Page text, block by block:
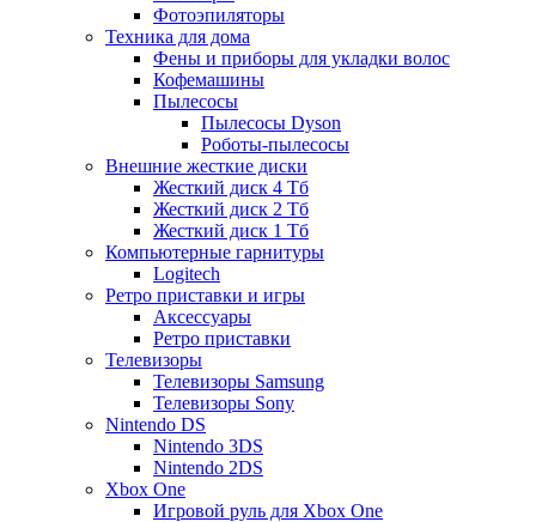
Фотоэпиляторы
Техника для дома
Фены и приборы для укладки волос
Кофемашины
Пылесосы
Пылесосы Dyson
Роботы-пылесосы
Внешние жесткие диски
Жесткий диск 4 Тб
Жесткий диск 2 Тб
Жесткий диск 1 Тб
Компьютерные гарнитуры
Logitech
Ретро приставки и игры
Аксессуары
Ретро приставки
Телевизоры
Телевизоры Samsung
Телевизоры Sony
Nintendo DS
Nintendo 3DS
Nintendo 2DS
Xbox One
Игровой руль для Xbox One